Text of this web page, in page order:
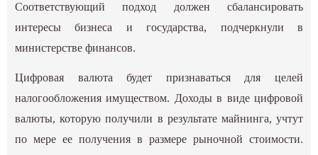
Соответствующий подход должен сбалансировать
интересы бизнеса и государства, подчеркнули в
министерстве финансов.
Цифровая валюта будет признаваться для целей
налогообложения имуществом. Доходы в виде цифровой
валюты, которую получили в результате майнинга, учтут
по мере ее получения в размере рыночной стоимости.